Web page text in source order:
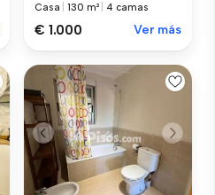
Casa |130 m² 4 camas
€ 1.000 Ver más